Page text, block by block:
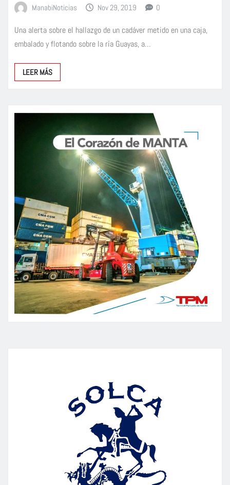
ManabiNoticias Nov 29, 2019 0
Una alerta sobre el hallazgo de un cadáver metido en una caja,
embalado y flotando sobre la ría Guayas, a…
LEER MÁS